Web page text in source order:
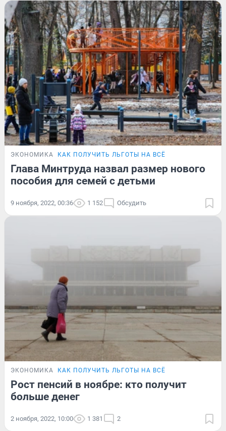
ЭКОНОМИКА КАК ПОЛУЧИТЬ ЛЬГОТЫ НА ВСЁ
Глава Минтруда назвал размер нового
пособия для семей с детьми
9 ноября, 2022, 00:36 1 152 Обсудить
ЭКОНОМИКА КАК ПОЛУЧИТЬ ЛЬГОТЫ НА ВСЁ
Рост пенсий в ноябре: кто получит
больше денег
2 ноября, 2022, 10:00 1 381 2